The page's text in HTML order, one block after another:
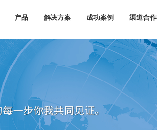
产品 解决方案 成功案例 渠道合作